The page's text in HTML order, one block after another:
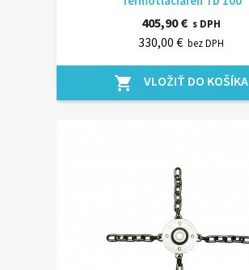
405,90 € s DPH
330,00 € bez DPH
shopping_cart VLOŽIŤ DO KOŠÍKA